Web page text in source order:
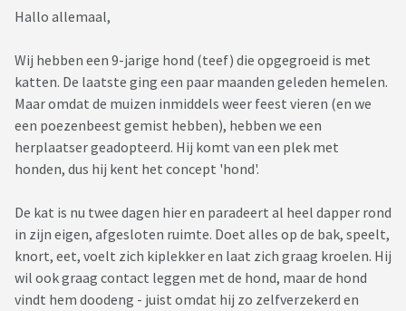
Hallo allemaal,
Wij hebben een 9-jarige hond (teef) die opgegroeid is met
katten. De laatste ging een paar maanden geleden hemelen.
Maar omdat de muizen inmiddels weer feest vieren (en we
een poezenbeest gemist hebben), hebben we een
herplaatser geadopteerd. Hij komt van een plek met
honden, dus hij kent het concept 'hond'.
De kat is nu twee dagen hier en paradeert al heel dapper rond
in zijn eigen, afgesloten ruimte. Doet alles op de bak, speelt,
knort, eet, voelt zich kiplekker en laat zich graag kroelen. Hij
wil ook graag contact leggen met de hond, maar de hond
vindt hem doodeng - juist omdat hij zo zelfverzekerd en